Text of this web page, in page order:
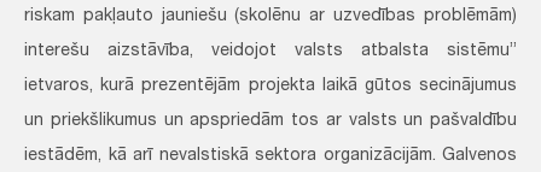
riskam pakļauto jauniešu (skolēnu ar uzvedības problēmām)
interešu aizstāvība, veidojot valsts atbalsta sistēmu”
ietvaros, kurā prezentējām projekta laikā gūtos secinājumus
un priekšlikumus un apspriedām tos ar valsts un pašvaldību
iestādēm, kā arī nevalstiskā sektora organizācijām. Galvenos